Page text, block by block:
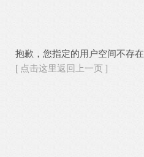
抱歉，您指定的用户空间不存在
[ 点击这里返回上一页 ]